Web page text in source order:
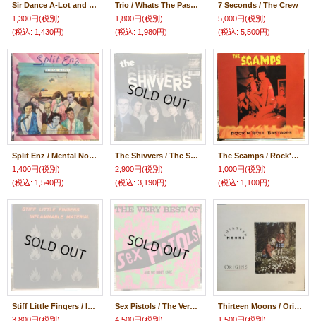
Sir Dance A-Lot and His Dancing, Romancing Pranceteers + Manganzoides – Untitled
1,300円(税別)
(税込: 1,430円)
Trio / Whats The Password
1,800円(税別)
(税込: 1,980円)
7 Seconds / The Crew
5,000円(税別)
(税込: 5,500円)
Split Enz / Mental Notes
1,400円(税別)
(税込: 1,540円)
The Shivvers / The Shivvers
2,900円(税別)
(税込: 3,190円)
The Scamps / Rock'n'Roll Bastards
1,000円(税別)
(税込: 1,100円)
Stiff Little Fingers / Inflammable Material
Sex Pistols / The Very Best Of Sex Pistols And We Don't Care
Thirteen Moons / Origins